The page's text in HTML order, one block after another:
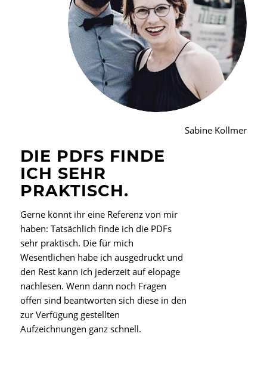
Sabine Kollmer
DIE PDFS FINDE
ICH SEHR
PRAKTISCH.
Gerne könnt ihr eine Referenz von mir
haben: Tatsächlich finde ich die PDFs
sehr praktisch. Die für mich
Wesentlichen habe ich ausgedruckt und
den Rest kann ich jederzeit auf elopage
nachlesen. Wenn dann noch Fragen
offen sind beantworten sich diese in den
zur Verfügung gestellten
Aufzeichnungen ganz schnell.